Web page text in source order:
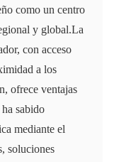
como un centro
y global.La
con acceso
a los
ofrece ventajas
sabido
mediante el
soluciones